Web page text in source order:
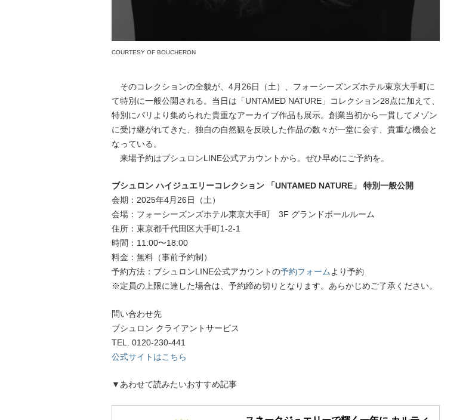
COURTESY OF BOUCHERON
そのコレクションの全貌が、4月26日（土）、フォーシーズンズホテル東京大手町に
て特別に一般公開される。当日は「UNTAMED NATURE」コレクション28点に加えて、
特別にパリより集められた貴重なアーカイブ作品も展示。創業当初から一貫してメゾン
に受け継がれてきた、独自の自然観を反映した作品の数々が一堂に会す、貴重な機会と
なっている。
来場予約はブシュロンLINE公式アカウントから。ぜひ早めにご予約を。
ブシュロン ハイジュエリーコレクション 「UNTAMED NATURE」 特別一般公開
会期：2025年4月26日（土）
会場：フォーシーズンズホテル東京大手町 3F グランドボールルーム
住所：東京都千代田区大手町1-2-1
時間：11:00〜18:00
料金：無料（事前予約制）
予約方法：ブシュロンLINE公式アカウントの予約フォームより予約
※定員の上限に達した場合は、予約締め切りとなります。あらかじめご了承ください。
問い合わせ先
ブシュロン クライアントサービス
TEL. 0120-230-441
公式サイトはこちら
▼あわせて読みたいおすすめ記事